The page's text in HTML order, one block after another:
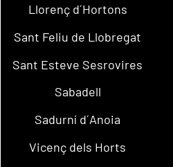
Llorenç d´Hortons
Sant Feliu de Llobregat
Sant Esteve Sesrovires
Sabadell
Sadurní d´Anoia
Vicenç dels Horts